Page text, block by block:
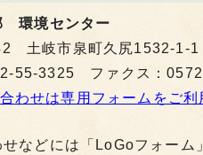
環境センター
土岐市泉町久尻1532-1-1
55-3325 ファクス：
わせは専用フォームをご利
などには「LoGoフォーム